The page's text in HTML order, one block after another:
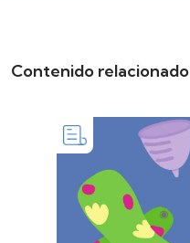
Contenido relacionado